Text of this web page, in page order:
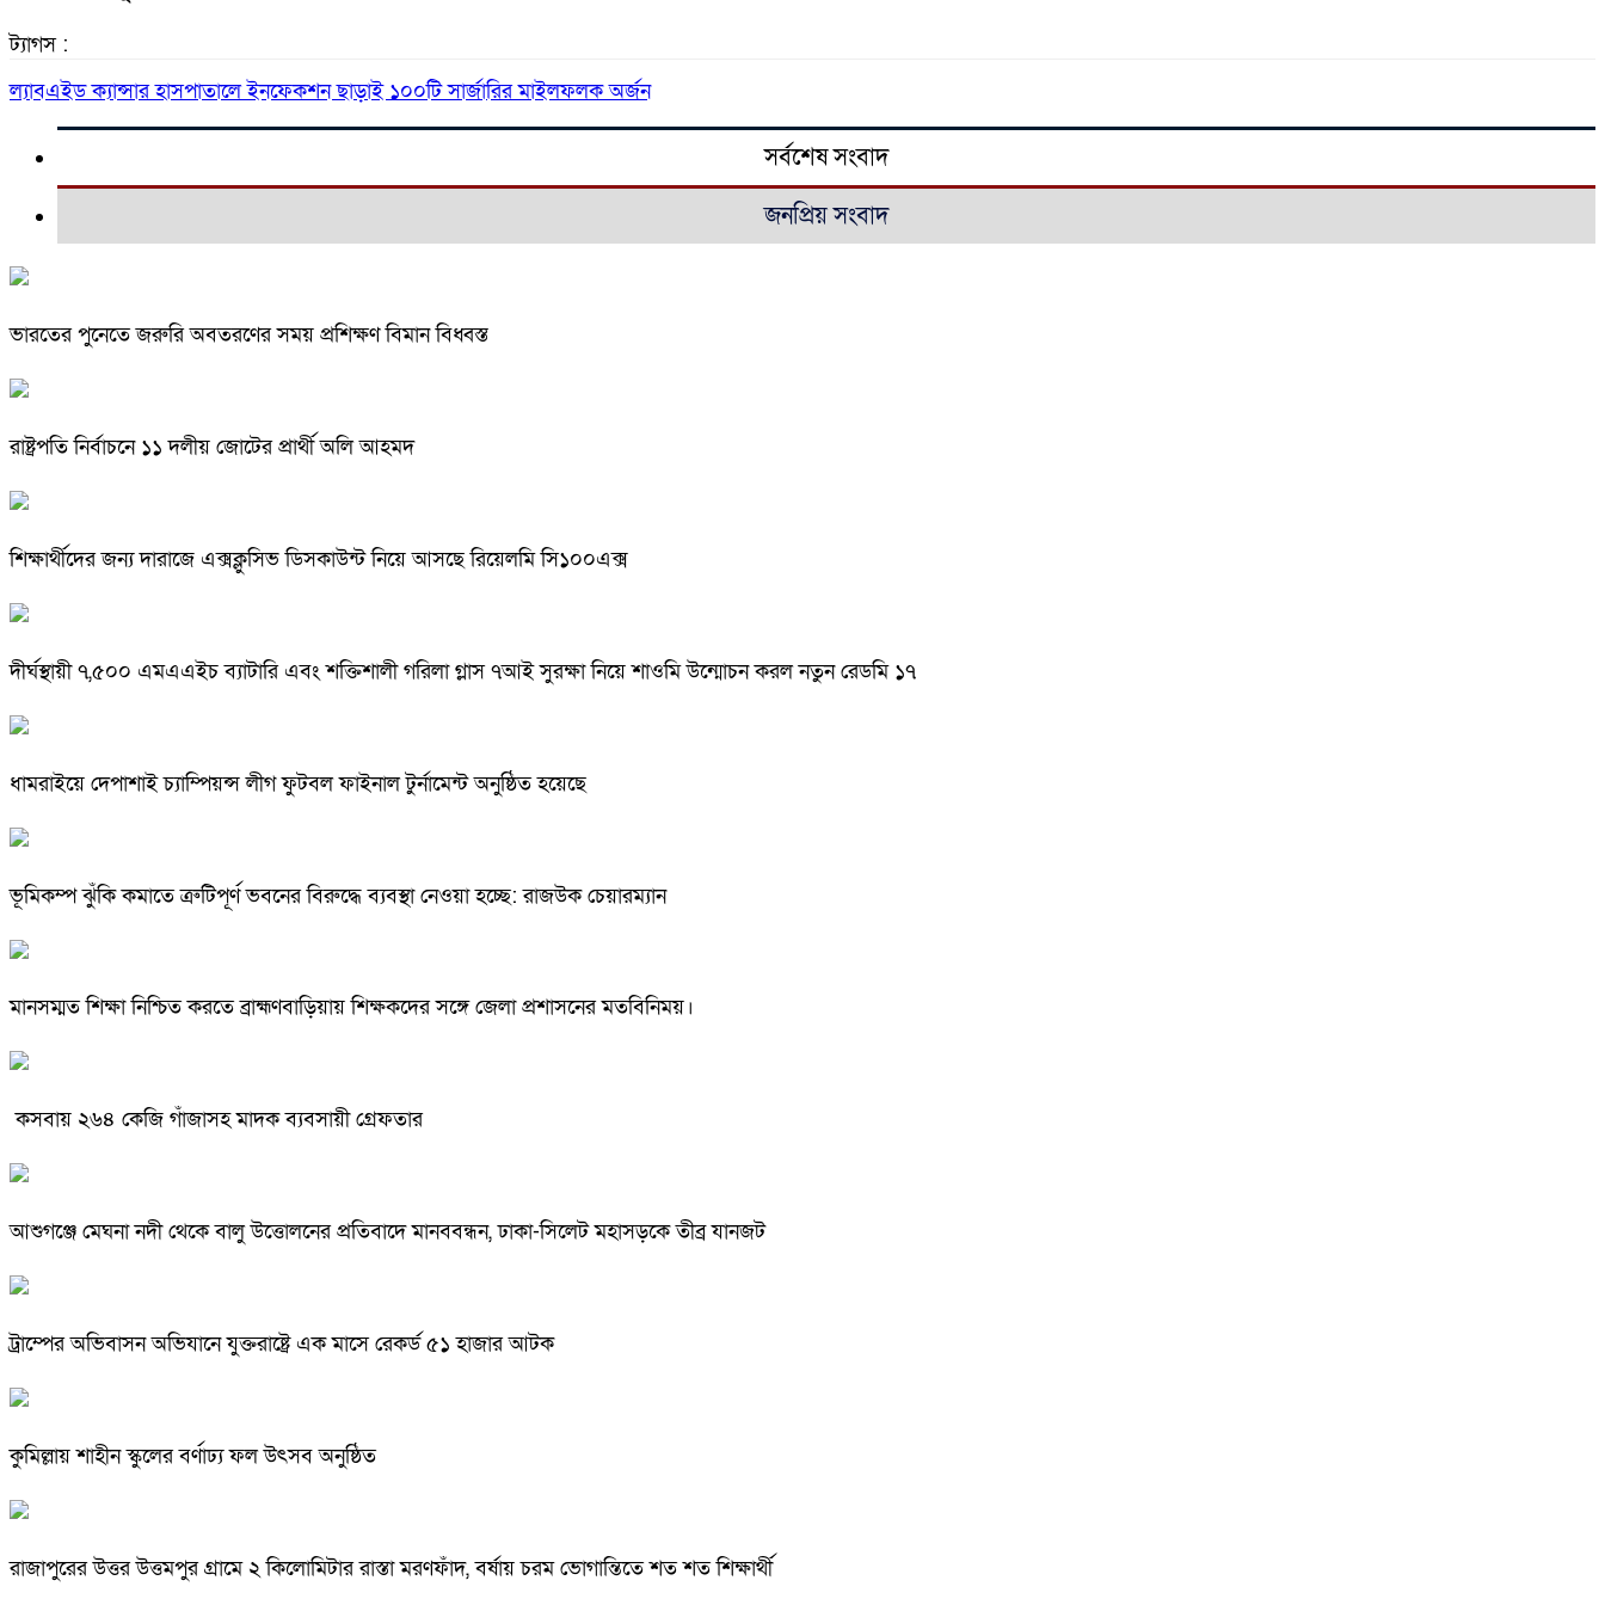
ট্যাগস :
ল্যাবএইড ক্যান্সার হাসপাতালে ইনফেকশন ছাড়াই ১০০টি সার্জারির মাইলফলক অর্জন
সর্বশেষ সংবাদ
জনপ্রিয় সংবাদ
ভারতের পুনেতে জরুরি অবতরণের সময় প্রশিক্ষণ বিমান বিধ্বস্ত
রাষ্ট্রপতি নির্বাচনে ১১ দলীয় জোটের প্রার্থী অলি আহমদ
শিক্ষার্থীদের জন্য দারাজে এক্সক্লুসিভ ডিসকাউন্ট নিয়ে আসছে রিয়েলমি সি১০০এক্স
দীর্ঘস্থায়ী ৭,৫০০ এমএএইচ ব্যাটারি এবং শক্তিশালী গরিলা গ্লাস ৭আই সুরক্ষা নিয়ে শাওমি উন্মোচন করল নতুন রেডমি ১৭
ধামরাইয়ে দেপাশাই চ্যাম্পিয়ন্স লীগ ফুটবল ফাইনাল টুর্নামেন্ট অনুষ্ঠিত হয়েছে
ভূমিকম্প ঝুঁকি কমাতে ত্রুটিপূর্ণ ভবনের বিরুদ্ধে ব্যবস্থা নেওয়া হচ্ছে: রাজউক চেয়ারম্যান
মানসম্মত শিক্ষা নিশ্চিত করতে ব্রাহ্মণবাড়িয়ায় শিক্ষকদের সঙ্গে জেলা প্রশাসনের মতবিনিময়।
কসবায় ২৬৪ কেজি গাঁজাসহ মাদক ব্যবসায়ী গ্রেফতার
আশুগঞ্জে মেঘনা নদী থেকে বালু উত্তোলনের প্রতিবাদে মানববন্ধন, ঢাকা-সিলেট মহাসড়কে তীব্র যানজট
ট্রাম্পের অভিবাসন অভিযানে যুক্তরাষ্ট্রে এক মাসে রেকর্ড ৫১ হাজার আটক
কুমিল্লায় শাহীন স্কুলের বর্ণাঢ্য ফল উৎসব অনুষ্ঠিত
রাজাপুরের উত্তর উত্তমপুর গ্রামে ২ কিলোমিটার রাস্তা মরণফাঁদ, বর্ষায় চরম ভোগান্তিতে শত শত শিক্ষার্থী